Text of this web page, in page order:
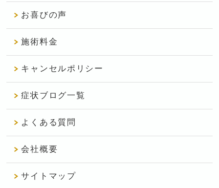
お喜びの声
施術料金
キャンセルポリシー
症状ブログ一覧
よくある質問
会社概要
サイトマップ